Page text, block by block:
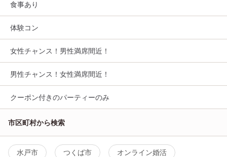
食事あり
体験コン
女性チャンス！男性満席間近！
男性チャンス！女性満席間近！
クーポン付きのパーティーのみ
市区町村から検索
水戸市 つくば市 オンライン婚活